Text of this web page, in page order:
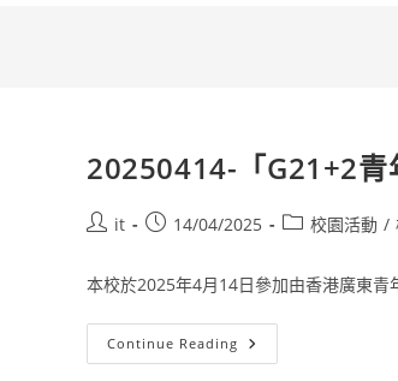
20250414-「G21+2青
it 14/04/2025 校園活動 /
本校於2025年4月14日參加由香港廣東青
Continue Reading